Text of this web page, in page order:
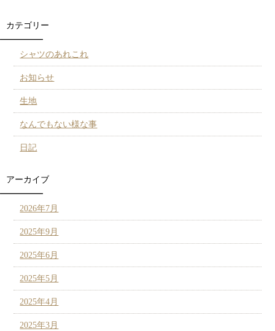
カテゴリー
シャツのあれこれ
お知らせ
生地
なんでもない様な事
日記
アーカイブ
2026年7月
2025年9月
2025年6月
2025年5月
2025年4月
2025年3月